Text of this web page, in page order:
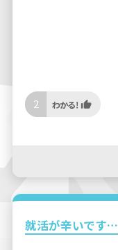
2
就活が辛いです…